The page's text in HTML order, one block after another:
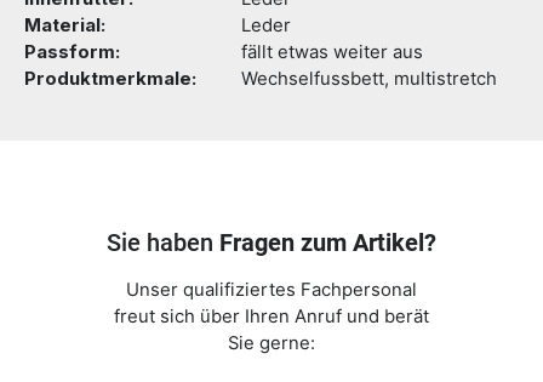
Material:
Leder
Passform:
fällt etwas weiter aus
Produktmerkmale:
Wechselfussbett, multistretch
Sie haben Fragen zum Artikel?
Unser qualifiziertes Fachpersonal
freut sich über Ihren Anruf und berät
Sie gerne: